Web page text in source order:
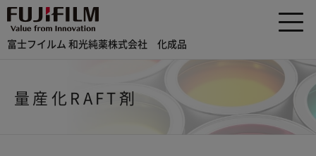
富士フイルム 和光純薬株式会社 化成品
量産化RAFT剤